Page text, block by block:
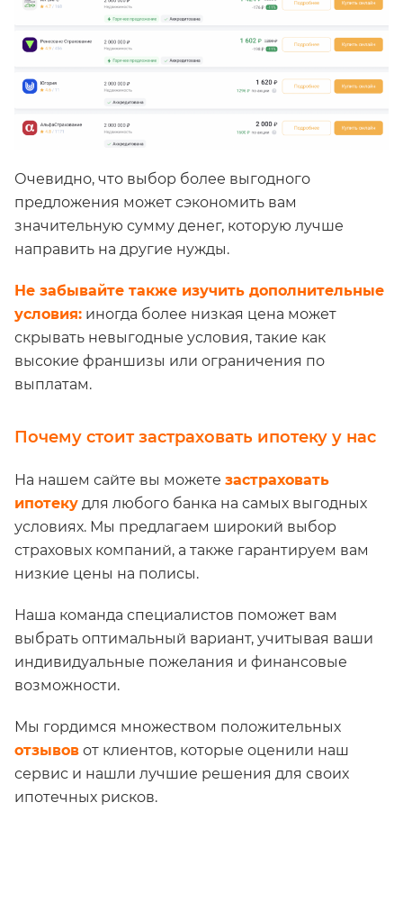
Очевидно, что выбор более выгодного
предложения может сэкономить вам
значительную сумму денег, которую лучше
направить на другие нужды.
Не забывайте также изучить дополнительные
условия: иногда более низкая цена может
скрывать невыгодные условия, такие как
высокие франшизы или ограничения по
выплатам.
Почему стоит застраховать ипотеку у нас
На нашем сайте вы можете застраховать
ипотеку для любого банка на самых выгодных
условиях. Мы предлагаем широкий выбор
страховых компаний, а также гарантируем вам
низкие цены на полисы.
Наша команда специалистов поможет вам
выбрать оптимальный вариант, учитывая ваши
индивидуальные пожелания и финансовые
возможности.
Мы гордимся множеством положительных
отзывов от клиентов, которые оценили наш
сервис и нашли лучшие решения для своих
ипотечных рисков.